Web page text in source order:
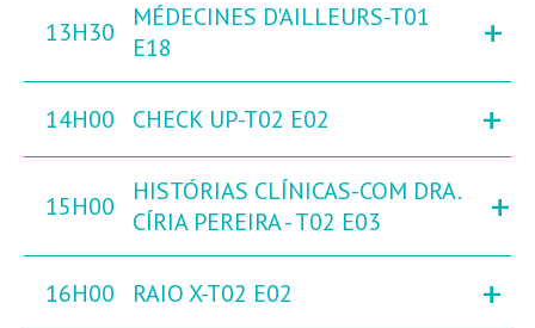
13H30
MÉDECINES D'AILLEURS-T01
E18
+
14H00 CHECK UP-T02 E02 +
15H00
HISTÓRIAS CLÍNICAS-COM DRA.
CÍRIA PEREIRA - T02 E03
+
16H00 RAIO X-T02 E02 +